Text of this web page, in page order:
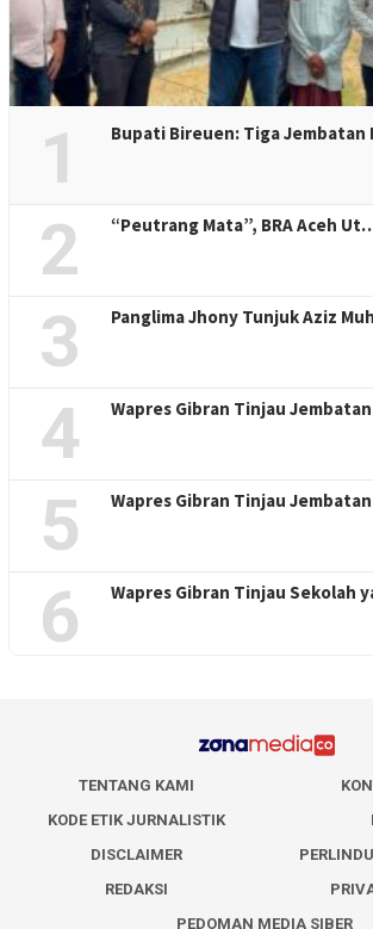
1 Bupati Bireuen: Tiga Jembatan
2 “Peutrang Mata”, BRA Aceh
3 Panglima Jhony Tunjuk Aziz
4 Wapres Gibran Tinjau
5 Wapres Gibran Tinjau
6 Wapres Gibran Tinjau Sekolah
TENTANG KAMI
KODE ETIK JURNALISTIK
DISCLAIMER
REDAKSI
PEDOMAN MEDIA SIBER